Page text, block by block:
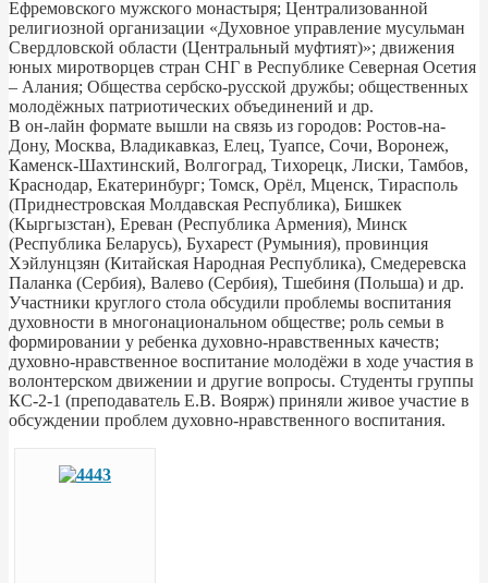
Ефремовского мужского монастыря; Централизованной
религиозной организации «Духовное управление мусульман
Свердловской области (Центральный муфтият)»; движения
юных миротворцев стран СНГ в Республике Северная Осетия
– Алания; Общества сербско-русской дружбы; общественных
молодёжных патриотических объединений и др.
В он-лайн формате вышли на связь из городов: Ростов-на-
Дону, Москва, Владикавказ, Елец, Туапсе, Сочи, Воронеж,
Каменск-Шахтинский, Волгоград, Тихорецк, Лиски, Тамбов,
Краснодар, Екатеринбург; Томск, Орёл, Мценск, Тирасполь
(Приднестровская Молдавская Республика), Бишкек
(Кыргызстан), Ереван (Республика Армения), Минск
(Республика Беларусь), Бухарест (Румыния), провинция
Хэйлунцзян (Китайская Народная Республика), Смедеревска
Паланка (Сербия), Валево (Сербия), Тшебиня (Польша) и др.
Участники круглого стола обсудили проблемы воспитания
духовности в многонациональном обществе; роль семьи в
формировании у ребенка духовно-нравственных качеств;
духовно-нравственное воспитание молодёжи в ходе участия в
волонтерском движении и другие вопросы. Студенты группы
КС-2-1 (преподаватель Е.В. Воярж) приняли живое участие в
обсуждении проблем духовно-нравственного воспитания.